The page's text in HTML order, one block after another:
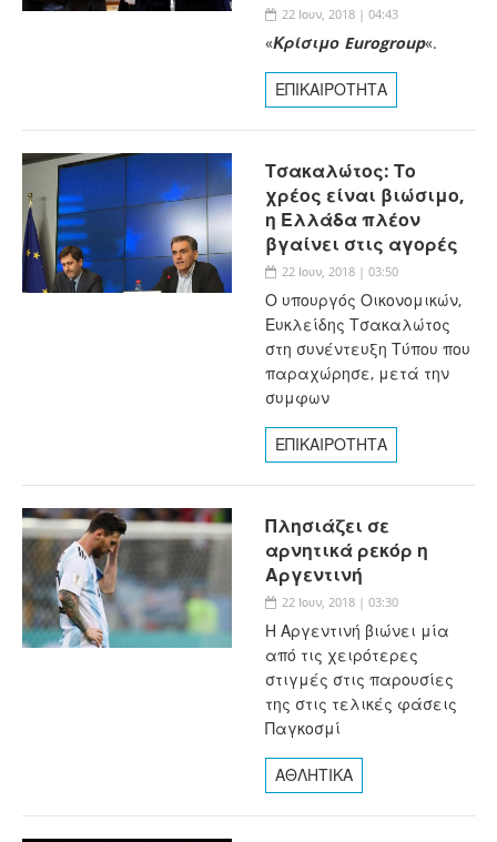
22 Ιουν, 2018 | 04:43
«Κρίσιμο Eurogroup«.
ΕΠΙΚΑΙΡΟΤΗΤΑ
Τσακαλώτος: Το
χρέος είναι βιώσιμο,
η Ελλάδα πλέον
βγαίνει στις αγορές
22 Ιουν, 2018 | 03:50
Ο υπουργός Οικονομικών,
Ευκλείδης Τσακαλώτος
στη συνέντευξη Τύπου που
παραχώρησε, μετά την
συμφων
ΕΠΙΚΑΙΡΟΤΗΤΑ
Πλησιάζει σε
αρνητικά ρεκόρ η
Αργεντινή
22 Ιουν, 2018 | 03:30
Η Αργεντινή βιώνει μία
από τις χειρότερες
στιγμές στις παρουσίες
της στις τελικές φάσεις
Παγκοσμί
ΑΘΛΗΤΙΚΑ